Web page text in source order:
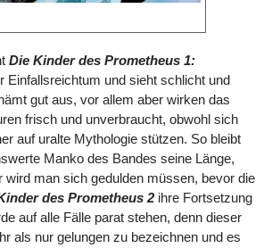
Die Kinder des Prometheus 1:
Einfallsreichtum und sieht schlicht und
gut aus, vor allem aber wirken das
frisch und unverbraucht, obwohl sich
auf uralte Mythologie stützen. So bleibt
Manko des Bandes seine Länge,
wird man sich gedulden müssen, bevor die
des Prometheus 2ihre Fortsetzung
auf alle Fälle parat stehen, denn dieser
als nur gelungen zu bezeichnen und es